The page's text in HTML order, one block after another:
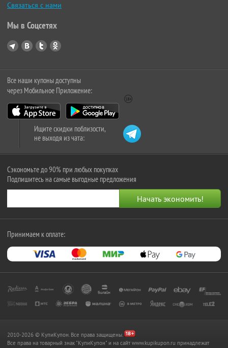
Связаться с нами
Мы в Соцсетях
Все наши купоны доступны
через Мобильное Приложение:
Ищите скидки поблизости,
не выходя из чата:
Сэкономьте до 90% при любых покупках
Подпишитесь на самые выгодные предложения
Принимаем к оплате:
2010-2026 © КупиКупон. Все права защищены.
Все права на товарный знак "КупиКупон" и на сайт www.kupikupon.ru принадлежат